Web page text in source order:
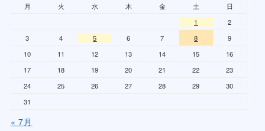
月 火 水 木 金 土
日
1
2
3
4 5 6 7 8
9
10
11 12 13 14 15
16
17
18 19 20 21 22
23
24
25 26 27 28 29
30
31
« 7月